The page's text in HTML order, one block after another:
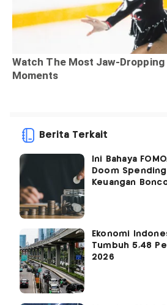
Berita Terkait
Ini Bahaya
Doom
Keuangan
Ekonomi
Tumbuh 5,48
2026